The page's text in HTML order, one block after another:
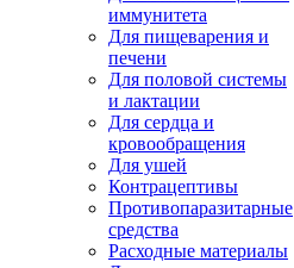
иммунитета
Для пищеварения и
печени
Для половой системы
и лактации
Для сердца и
кровообращения
Для ушей
Контрацептивы
Противопаразитарные
средства
Расходные материалы